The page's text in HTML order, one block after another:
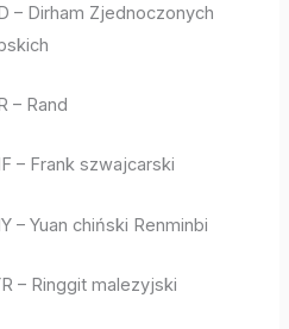
Zjednoczonych
szwajcarski
chiński Renminbi
malezyjski